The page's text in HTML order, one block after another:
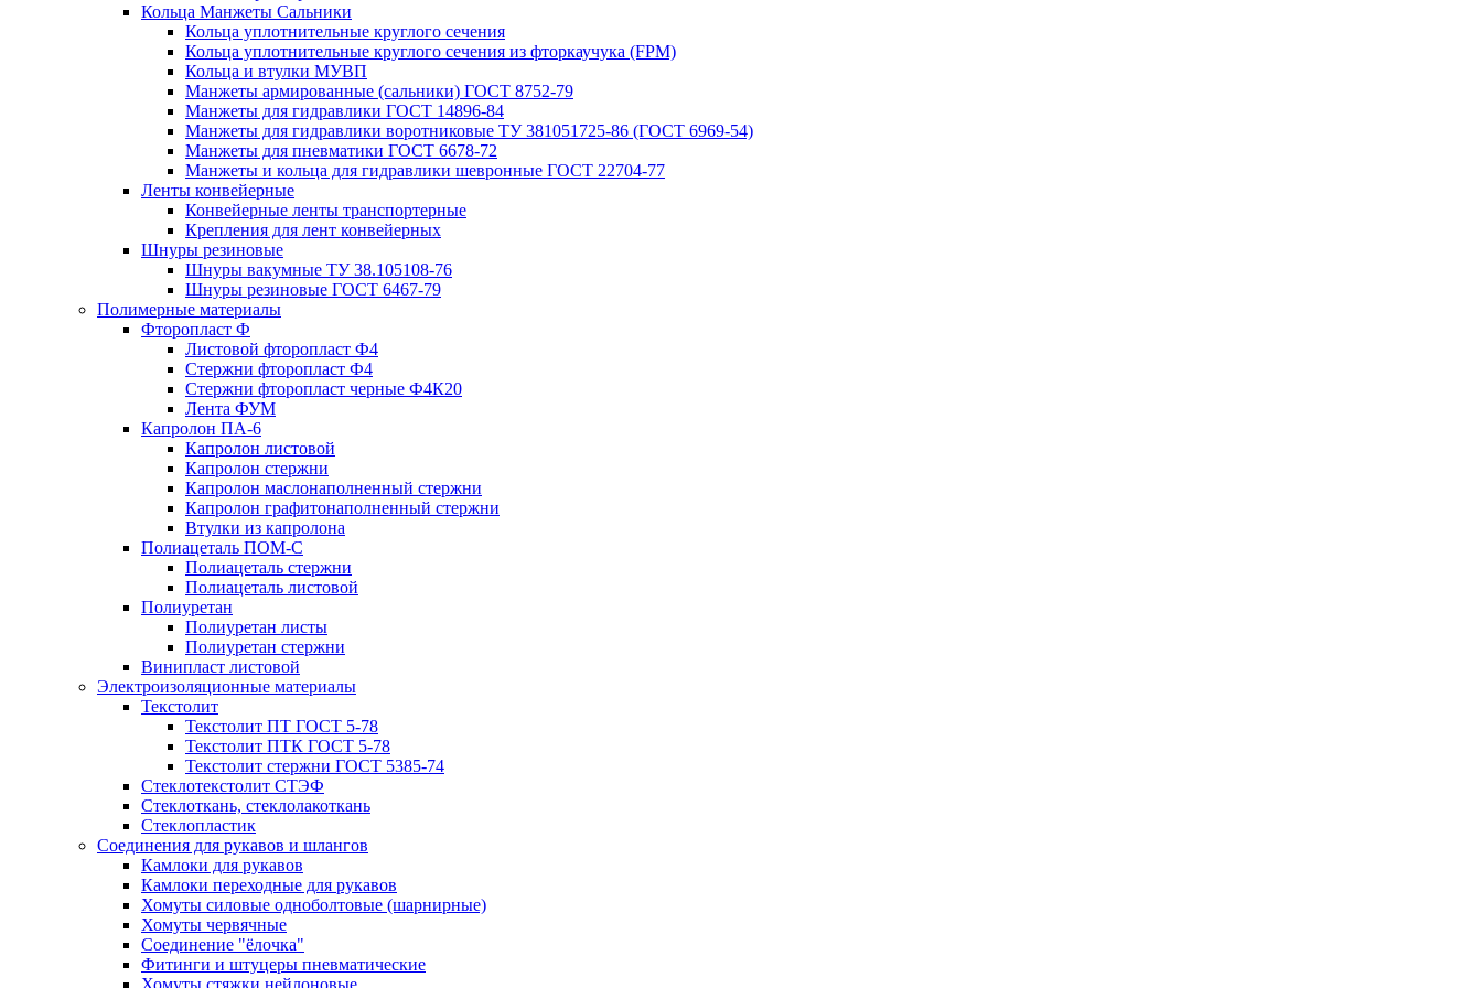
Кольца Манжеты Сальники
Кольца уплотнительные круглого сечения
Кольца уплотнительные круглого сечения из фторкаучука (FPM)
Кольца и втулки МУВП
Манжеты армированные (сальники) ГОСТ 8752-79
Манжеты для гидравлики ГОСТ 14896-84
Манжеты для гидравлики воротниковые ТУ 381051725-86 (ГОСТ 6969-54)
Манжеты для пневматики ГОСТ 6678-72
Манжеты и кольца для гидравлики шевронные ГОСТ 22704-77
Ленты конвейерные
Конвейерные ленты транспортерные
Крепления для лент конвейерных
Шнуры резиновые
Шнуры вакумные ТУ 38.105108-76
Шнуры резиновые ГОСТ 6467-79
Полимерные материалы
Фторопласт Ф
Листовой фторопласт Ф4
Стержни фторопласт Ф4
Стержни фторопласт черные Ф4К20
Лента ФУМ
Капролон ПА-6
Капролон листовой
Капролон стержни
Капролон маслонаполненный стержни
Капролон графитонаполненный стержни
Втулки из капролона
Полиацеталь ПОМ-С
Полиацеталь стержни
Полиацеталь листовой
Полиуретан
Полиуретан листы
Полиуретан стержни
Винипласт листовой
Электроизоляционные материалы
Текстолит
Текстолит ПТ ГОСТ 5-78
Текстолит ПТК ГОСТ 5-78
Текстолит стержни ГОСТ 5385-74
Стеклотекстолит СТЭФ
Стеклоткань, стеклолакоткань
Стеклопластик
Соединения для рукавов и шлангов
Камлоки для рукавов
Камлоки переходные для рукавов
Хомуты силовые одноболтовые (шарнирные)
Хомуты червячные
Соединение "ёлочка"
Фитинги и штуцеры пневматические
Хомуты стяжки нейлоновые